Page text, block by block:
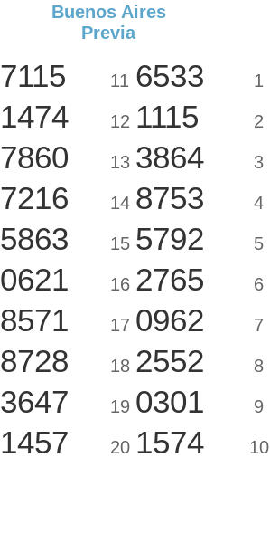
Buenos Aires
Previa
7115
1474
7860
7216
5863
0621
8571
8728
3647
1457
11 6533
12 1115
13 3864
14 8753
15 5792
16 2765
17 0962
18 2552
19 0301
20 1574
1
2
3
4
5
6
7
8
9
10